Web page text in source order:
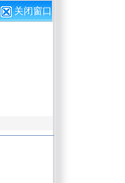
关闭窗口